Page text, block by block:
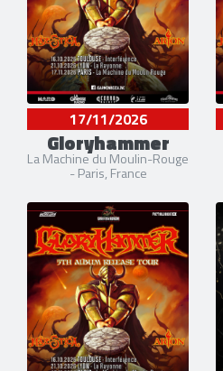
17/11/2026
Gloryhammer
La Machine du Moulin-Rouge
- Paris, France